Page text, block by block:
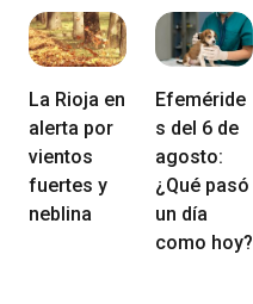
La Rioja en
alerta por
vientos
fuertes y
neblina
Efeméride
s del 6 de
agosto:
¿Qué pasó
un día
como hoy?